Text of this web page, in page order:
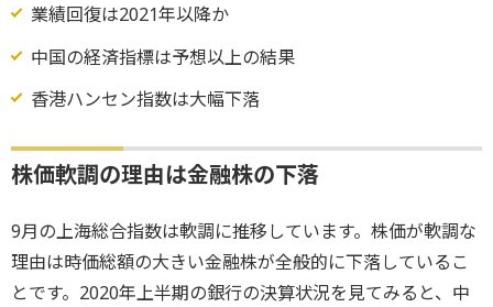
業績回復は2021年以降か
中国の経済指標は予想以上の結果
香港ハンセン指数は大幅下落
株価軟調の理由は金融株の下落
9月の上海総合指数は軟調に推移しています。株価が軟調な
理由は時価総額の大きい金融株が全般的に下落しているこ
とです。2020年上半期の銀行の決算状況を見てみると、中